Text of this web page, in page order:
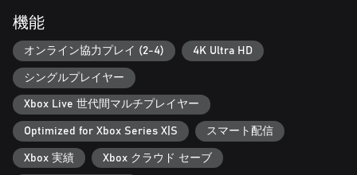
紹介できることはまだまだ残っている。『Construction
Simulator』はリリース以来、更新の際にパッチだけでなく、無
料の追加コンテンツも提供してきた。これにより複数の新建機
がゲームに追加された。例えば、Wacker Neusons社の革新的な
車輪付き掘削機「EW100」や、給油や修理といった作業に従事
するサービス車両だ。新ツールや新機能によって地形整備が強
化され、車両ホールのサイズは大きくなり、便利な懐中電灯も
アップデートにより提供された。さらに、バケットを選択可能
なWacker Neuson EW100とWacker Neuson ET145は建設現場で
機能
オンライン協力プレイ (2-4) 4K Ultra HD
シングルプレイヤー
Xbox Live 世代間マルチプレイヤー
Optimized for Xbox Series X|S スマート配信
Xbox 実績 Xbox クラウド セーブ